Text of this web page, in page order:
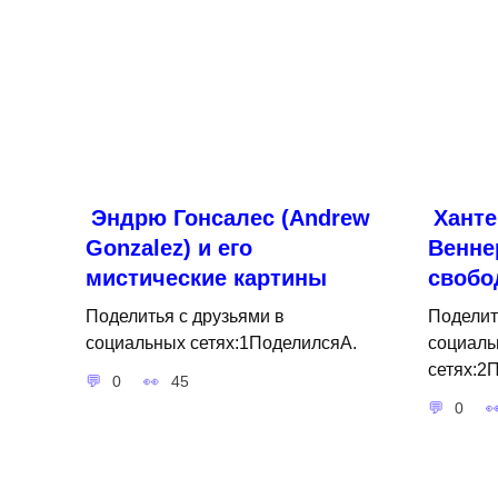
Эндрю Гонсалес (Andrew
Gonzalez) и его
мистические картины
Поделитья с друзьями в
социальных сетях:1ПоделилсяA.
0 45
0